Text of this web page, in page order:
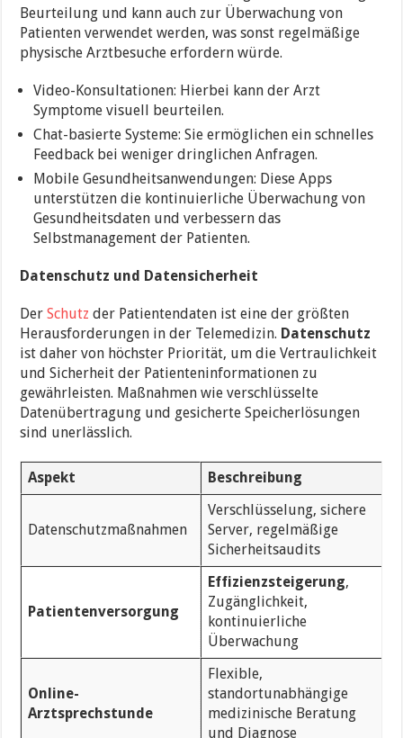
Beurteilung und kann auch zur Überwachung von
Patienten verwendet werden, was sonst regelmäßige
physische Arztbesuche erfordern würde.
Video-Konsultationen: Hierbei kann der Arzt
Symptome visuell beurteilen.
Chat-basierte Systeme: Sie ermöglichen ein schnelles
Feedback bei weniger dringlichen Anfragen.
Mobile Gesundheitsanwendungen: Diese Apps
unterstützen die kontinuierliche Überwachung von
Gesundheitsdaten und verbessern das
Selbstmanagement der Patienten.
Datenschutz und Datensicherheit
DerSchutz der Patientendaten ist eine der größten
Herausforderungen in der Telemedizin. Datenschutz
ist daher von höchster Priorität, um die Vertraulichkeit
und Sicherheit der Patienteninformationen zu
gewährleisten. Maßnahmen wie verschlüsselte
Datenübertragung und gesicherte Speicherlösungen
sind unerlässlich.
Aspekt Beschreibung
Datenschutzmaßnahmen
Verschlüsselung, sichere
Server, regelmäßige
Sicherheitsaudits
Patientenversorgung
Effizienzsteigerung,
Zugänglichkeit,
kontinuierliche
Überwachung
Online-
Arztsprechstunde
Flexible,
standortunabhängige
medizinische Beratung
und Diagnose